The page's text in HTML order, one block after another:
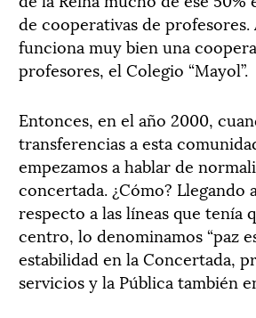
de cooperativas de profesores.
funciona muy bien una
profesores, el Colegio “Mayol”.
Entonces, en el año 2000,
transferencias a esta
empezamos a hablar de
concertada. ¿Cómo? Llegando
respecto a las líneas que tenía
centro, lo denominamos “paz
estabilidad en la Concertada,
servicios y la Pública también